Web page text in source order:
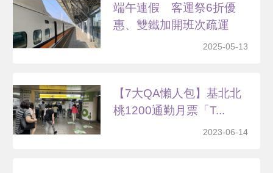
端午連假 客運祭6折優
惠、雙鐵加開班次疏運
2025-05-13
【7大QA懶人包】基北北
桃1200通勤月票「T...
2023-06-14